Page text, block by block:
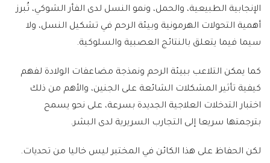
الإنجابية الطبيعية، والحمل، ونمو النسل لدى الفأر الشوكي، تُبرز
أهمية التحولات الهرمونية وبيئة الرحم في تشكيل النسل، ولا
سيما فيما يتعلق بالنتائج العصبية والسلوكية.
كما يمكن التلاعب ببيئة الرحم ونمذجة مضاعفات الولادة لفهم
كيفية تأثير المشكلات الشائعة على الجنين، والأهم من ذلك
اختبار التدخلات العلاجية الجديدة بسرعة، على نحو يسمح
بترجمتها سريعا إلى التجارب السريرية لدى البشر.
لكن الحفاظ على هذا الكائن في المختبر ليس خاليا من تحديات.